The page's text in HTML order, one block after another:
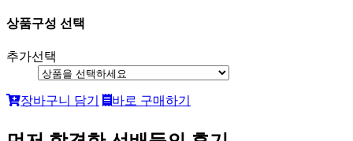
상품구성 선택
추가선택
장바구니 담기 바로 구매하기